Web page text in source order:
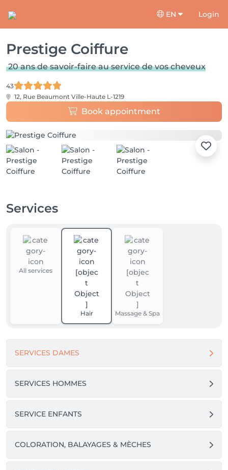
EN Login
Prestige Coiffure
20 ans de savoir-faire au service de vos cheveux
43
12, Rue Beaumont Ville-Haute L-1219
Book appointment
Services
All services
Hair Massage & Spa
SERVICES DAMES
SERVICES HOMMES
SERVICE ENFANTS
COLORATION, BALAYAGES & MÈCHES